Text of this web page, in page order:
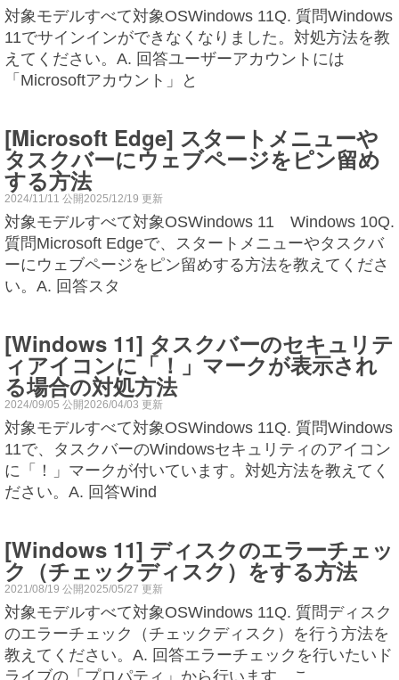
対象モデルすべて対象OSWindows 11Q. 質問Windows
11でサインインができなくなりました。対処方法を教
えてください。A. 回答ユーザーアカウントには
「Microsoftアカウント」と
[Microsoft Edge] スタートメニューや
タスクバーにウェブページをピン留め
する方法
2024/11/11 公開2025/12/19 更新
対象モデルすべて対象OSWindows 11 Windows 10Q.
質問Microsoft Edgeで、スタートメニューやタスクバ
ーにウェブページをピン留めする方法を教えてくださ
い。A. 回答スタ
[Windows 11] タスクバーのセキュリテ
ィアイコンに「！」マークが表示され
る場合の対処方法
2024/09/05 公開2026/04/03 更新
対象モデルすべて対象OSWindows 11Q. 質問Windows
11で、タスクバーのWindowsセキュリティのアイコン
に「！」マークが付いています。対処方法を教えてく
ださい。A. 回答Wind
[Windows 11] ディスクのエラーチェッ
ク（チェックディスク）をする方法
2021/08/19 公開2025/05/27 更新
対象モデルすべて対象OSWindows 11Q. 質問ディスク
のエラーチェック（チェックディスク）を行う方法を
教えてください。A. 回答エラーチェックを行いたいド
ライブの「プロパティ」から行います。こ